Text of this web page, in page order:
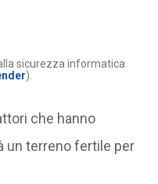
sicurezza informatica
).
che hanno
un terreno fertile per